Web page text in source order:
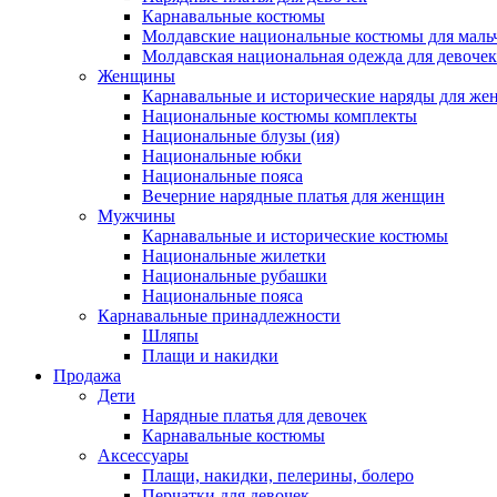
Карнавальные костюмы
Молдавские национальные костюмы для
Молдавская национальная одежда для девочек
Женщины
Карнавальные и исторические наряды для
Национальные костюмы комплекты
Национальные блузы (ия)
Национальные юбки
Национальные пояса
Вечерние нарядные платья для женщин
Мужчины
Карнавальные и исторические костюмы
Национальные жилетки
Национальные рубашки
Национальные пояса
Карнавальные принадлежности
Шляпы
Плащи и накидки
Продажа
Дети
Нарядные платья для девочек
Карнавальные костюмы
Аксессуары
Плащи, накидки, пелерины, болеро